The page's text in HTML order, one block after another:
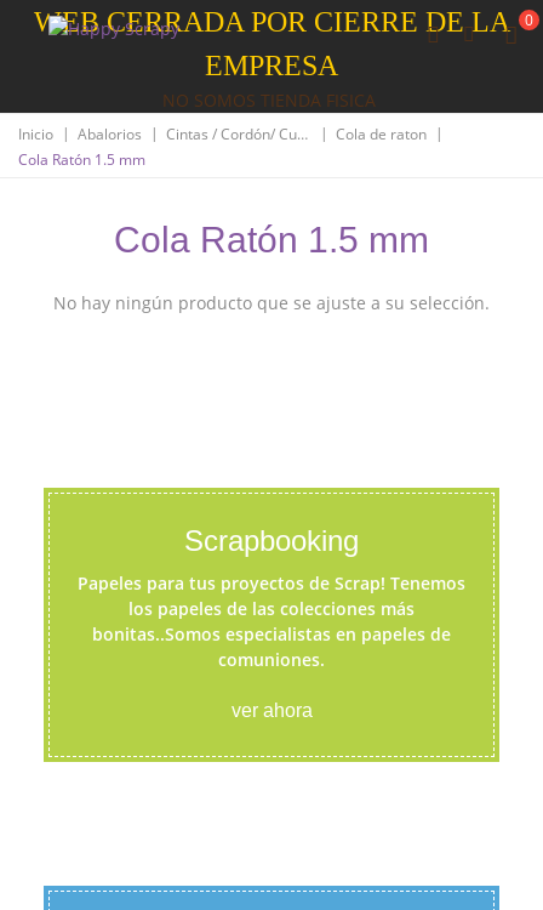
WEB CERRADA POR CIERRE DE LA
EMPRESA
NO SOMOS TIENDA FISICA
0
Inicio | Abalorios | Cintas / Cordón/ Cuero | Cola de raton |
Cola Ratón 1.5 mm
Cola Ratón 1.5 mm
No hay ningún producto que se ajuste a su selección.
Scrapbooking
Papeles para tus proyectos de Scrap! Tenemos
los papeles de las colecciones más
bonitas..Somos especialistas en papeles de
comuniones.
ver ahora